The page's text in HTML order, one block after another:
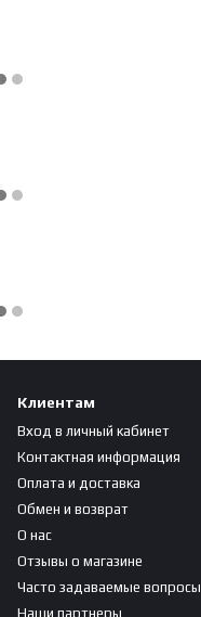
Клиентам
Вход в личный кабинет
Контактная информация
Оплата и доставка
Обмен и возврат
О нас
Отзывы о магазине
Часто задаваемые вопросы
Наши партнеры